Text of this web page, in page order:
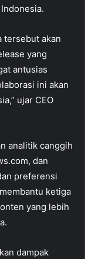
tersebut akan
yang
antusias
ini akan
ujar CEO
analitik canggih
dan
preferensi
ketiga
yang lebih
dampak